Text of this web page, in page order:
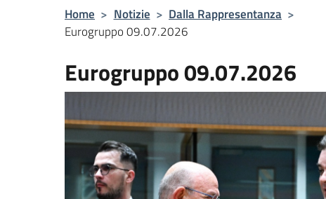
Home > Notizie > Dalla Rappresentanza >
Eurogruppo 09.07.2026
Eurogruppo 09.07.2026